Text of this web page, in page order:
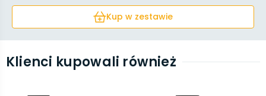
Kup w zestawie
Klienci kupowali również